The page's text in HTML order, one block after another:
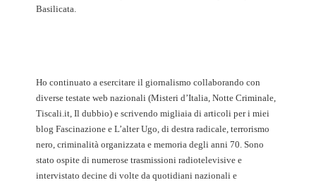
Basilicata.
Ho continuato a esercitare il giornalismo collaborando con
diverse testate web nazionali (Misteri d’Italia, Notte Criminale,
Tiscali.it, Il dubbio) e scrivendo migliaia di articoli per i miei
blog Fascinazione e L’alter Ugo, di destra radicale, terrorismo
nero, criminalità organizzata e memoria degli anni 70. Sono
stato ospite di numerose trasmissioni radiotelevisive e
intervistato decine di volte da quotidiani nazionali e